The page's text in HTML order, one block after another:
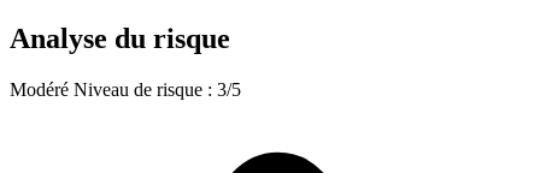
Analyse du risque
Modéré Niveau de risque : 3/5